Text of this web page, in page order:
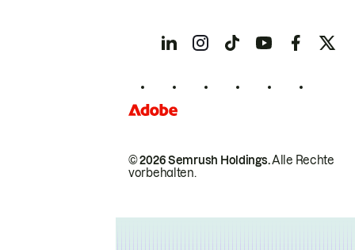
© 2026 Semrush Holdings.Alle Rechte
vorbehalten.